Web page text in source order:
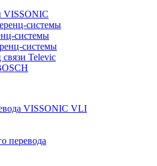
VISSONIC
системы
системы
системы
Televic
VISSONIC VLI
перевода